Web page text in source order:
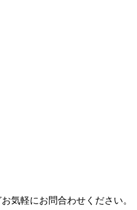
気軽にお問合わせください。